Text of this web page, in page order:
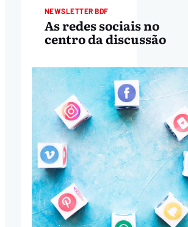
NEWSLETTER BDF
As redes sociais no
centro da discussão